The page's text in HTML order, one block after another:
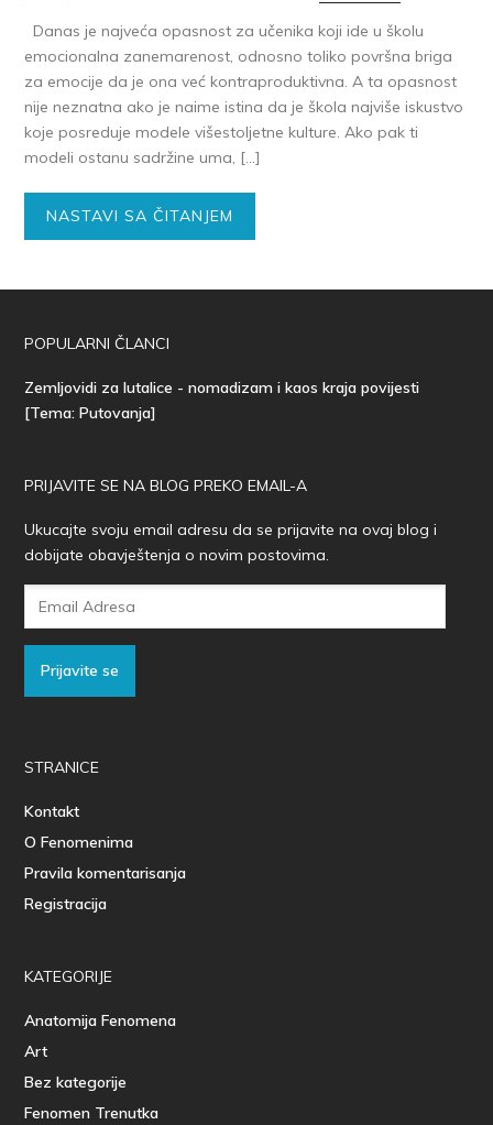
Danas je najveća opasnost za učenika koji ide u školu
emocionalna zanemarenost, odnosno toliko površna briga
za emocije da je ona već kontraproduktivna. A ta opasnost
nije neznatna ako je naime istina da je škola najviše iskustvo
koje posreduje modele višestoljetne kulture. Ako pak ti
modeli ostanu sadržine uma, […]
NASTAVI SA ČITANJEM
POPULARNI ČLANCI
Zemljovidi za lutalice - nomadizam i kaos kraja povijesti
[Tema: Putovanja]
PRIJAVITE SE NA BLOG PREKO EMAIL-A
Ukucajte svoju email adresu da se prijavite na ovaj blog i
dobijate obavještenja o novim postovima.
Prijavite se
STRANICE
Kontakt
O Fenomenima
Pravila komentarisanja
Registracija
KATEGORIJE
Anatomija Fenomena
Art
Bez kategorije
Fenomen Trenutka